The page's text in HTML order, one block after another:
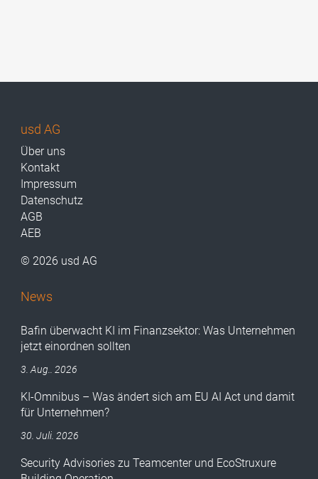
usd AG
Über uns
Kontakt
Impressum
Datenschutz
AGB
AEB
© 2026 usd AG
News
Bafin überwacht KI im Finanzsektor: Was Unternehmen
jetzt einordnen sollten
3. Aug.. 2026
KI-Omnibus – Was ändert sich am EU AI Act und damit
für Unternehmen?
30. Juli. 2026
Security Advisories zu Teamcenter und EcoStruxure